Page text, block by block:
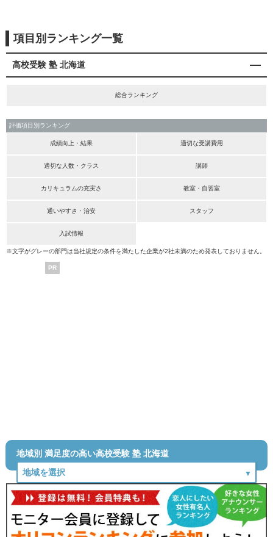
項目別ランキング一覧
高校受験 塾 北海道
総合ランキング
評価項目別ランキング
成績向上・結果 適切な受講費用
適切な人数・クラス 講師
カリキュラムの充実さ 教室・自習室
通いやすさ・治安 スタッフ
入試情報
※文字がグレーの部門は当社規定の条件を満たした企業が2社未満のため発表しておりません。
PR
地域別 満足度の高い高校受験 塾 北海道